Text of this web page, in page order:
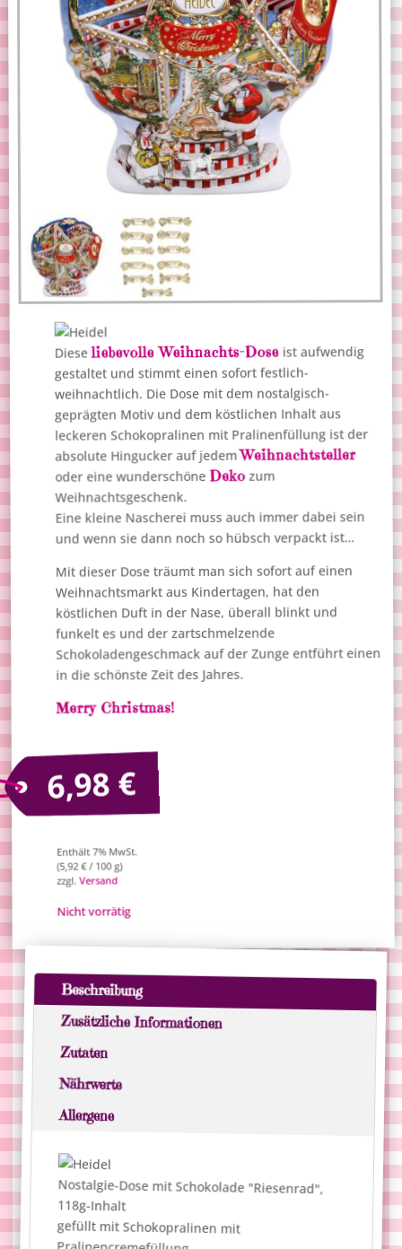
Dieseliebevolle Weihnachts-Doseist aufwendig
gestaltet und stimmt einen sofort festlich-
weihnachtlich. Die Dose mit dem nostalgisch-
geprägten Motiv und dem köstlichen Inhalt aus
leckeren Schokopralinen mit Pralinenfüllung ist der
absolute Hingucker auf jedemWeihnachtsteller
oder eine wunderschöneDekozum
Weihnachtsgeschenk.
Eine kleine Nascherei muss auch immer dabei sein
und wenn sie dann noch so hübsch verpackt ist…
Mit dieser Dose träumt man sich sofort auf einen
Weihnachtsmarkt aus Kindertagen, hat den
köstlichen Duft in der Nase, überall blinkt und
funkelt es und der zartschmelzende
Schokoladengeschmack auf der Zunge entführt einen
in die schönste Zeit des Jahres.
Merry Christmas!
6,98€
Enthält 7% MwSt.
(5,92€/ 100 g)
zzgl.Versand
Nicht vorrätig
Beschreibung
Zusätzliche Informationen
Zutaten
Nährwerte
Allergene
Nostalgie-Dose mit Schokolade "Riesenrad",
118g-Inhalt
gefüllt mit Schokopralinen mit